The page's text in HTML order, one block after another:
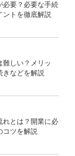
必要？必要な手続
ントを徹底解説
難しい？メリッ
きなどを解説
れとは？開業に必
コツを解説